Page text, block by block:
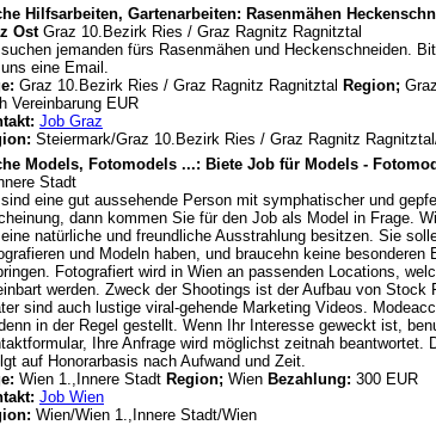
Hilfsarbeiten, Gartenarbeiten: Rasenmähen
Ost Graz 10.Bezirk Ries / Graz Ragnitz Ragnitztal
jemanden fürs Rasenmähen und Heckenschneiden.
eine Email.
Graz 10.Bezirk Ries / Graz Ragnitz Ragnitztal Region;
Vereinbarung EUR
Job Graz
Steiermark/Graz 10.Bezirk Ries / Graz Ragnitz
Models, Fotomodels ...: Biete Job für Models -
Stadt
eine gut aussehende Person mit symphatischer und
dann kommen Sie für den Job als Model in Frage.
natürliche und freundliche Ausstrahlung besitzen. Sie
und Modeln haben, und braucehn keine besonderen
Fotografiert wird in Wien an passenden Locations,
werden. Zweck der Shootings ist der Aufbau von Stock
sind auch lustige viral-gehende Marketing Videos.
in der Regel gestellt. Wenn Ihr Interesse geweckt ist,
Ihre Anfrage wird möglichst zeitnah beantwortet.
auf Honorarbasis nach Aufwand und Zeit.
Wien 1.,Innere Stadt Region; Wien Bezahlung: 300 EUR
Job Wien
Wien/Wien 1.,Innere Stadt/Wien